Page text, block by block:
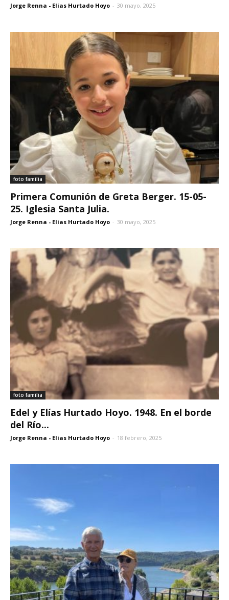
Jorge Renna - Elias Hurtado Hoyo - 30 mayo, 2025
foto familia
Primera Comunión de Greta Berger. 15-05-
25. Iglesia Santa Julia.
Jorge Renna - Elias Hurtado Hoyo - 30 mayo, 2025
foto familia
Edel y Elías Hurtado Hoyo. 1948. En el borde
del Río...
Jorge Renna - Elias Hurtado Hoyo - 18 febrero, 2025